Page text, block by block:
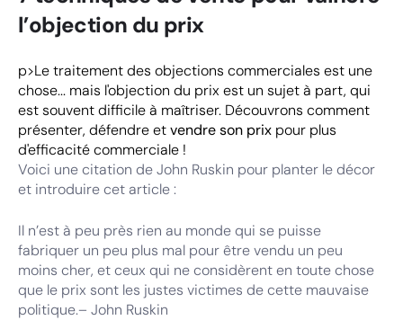
l’objection du prix
p>Le traitement des objections commerciales est une
chose... mais l'objection du prix est un sujet à part, qui
est souvent difficile à maîtriser. Découvrons comment
présenter, défendre etvendre son prix pour plus
d'efficacité commerciale !
Voici une citation de John Ruskin pour planter le décor
et introduire cet article :
Il n’est à peu près rien au monde qui se puisse
fabriquer un peu plus mal pour être vendu un peu
moins cher, et ceux qui ne considèrent en toute chose
que le prix sont les justes victimes de cette mauvaise
politique.– John Ruskin